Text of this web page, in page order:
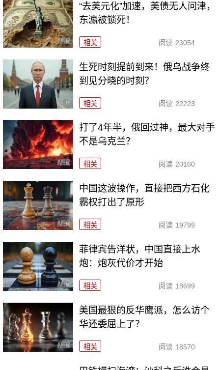
“去美元化”加速，美债无人问津，
东瀛被锁死！
相关 阅读 23054
生死时刻提前到来！俄乌战争终
到见分晓的时刻？
相关 阅读 22223
打了4年半，俄回过神，最大对手
不是乌克兰？
相关 阅读 20160
中国这波操作，直接把西方石化
霸权打出了原形
相关 阅读 19799
菲律宾告洋状，中国直接上水
炮：炮灰代价才开始
相关 阅读 18699
美国最狠的反华鹰派，怎么访个
华还委屈上了？
相关 阅读 18570